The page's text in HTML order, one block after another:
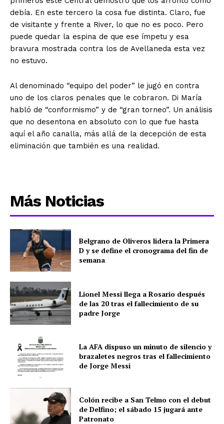
debía. En este tercero la cosa fue distinta. Claro, fue
de visitante y frente a River, lo que no es poco. Pero
puede quedar la espina de que ese ímpetu y esa
bravura mostrada contra los de Avellaneda esta vez
no estuvo.
Al denominado “equipo del poder” le jugó en contra
uno de los claros penales que le cobraron. Di María
habló de “conformismo” y de “gran torneo”. Un análisis
que no desentona en absoluto con lo que fue hasta
aquí el año canalla, más allá de la decepción de esta
eliminación que también es una realidad.
Más Noticias
Belgrano de Oliveros lidera la Primera
D y se define el cronograma del fin de
semana
Lionel Messi llega a Rosario después
de las 20 tras el fallecimiento de su
padre Jorge
La AFA dispuso un minuto de silencio y
brazaletes negros tras el fallecimiento
de Jorge Messi
Colón recibe a San Telmo con el debut
de Delfino; el sábado 15 jugará ante
Patronato